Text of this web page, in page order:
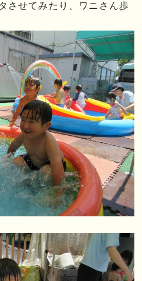
させてみたり、ワニさん歩